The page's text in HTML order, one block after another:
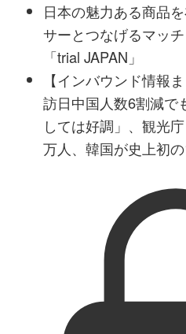
日本の魅力ある商品
サーとつなげるマッ
「trial JAPAN」
【インバウンド情報
訪日中国人数6割減で
しては好調」、観光
万人、韓国が史上初